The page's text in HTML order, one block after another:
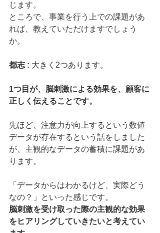
じます。
ところで、事業を行う上での課題があ
れば、教えていただけますでしょう
か。
都志 : 大きく2つあります。
1つ目が、脳刺激による効果を、顧客に
正しく伝えることです。
先ほど、注意力が向上するという数値
データが存在するという話をしました
が、主観的なデータの蓄積に課題があ
ります。
「データからはわかるけど、実際どう
なの？」といった感じです。
脳刺激を受け取った際の主観的な効果
をヒアリングしていきたいと考えてい